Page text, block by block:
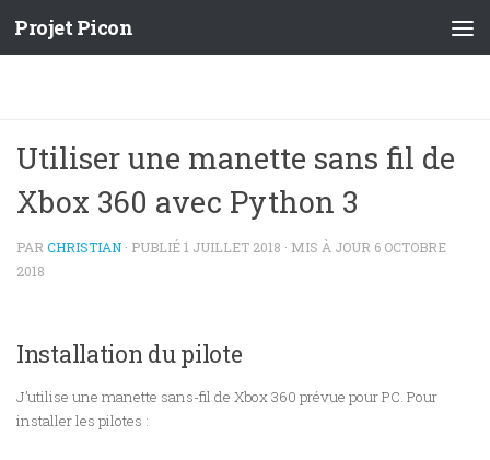
Projet Picon
Utiliser une manette sans fil de
Xbox 360 avec Python 3
PAR CHRISTIAN · PUBLIÉ1 JUILLET 2018 · MIS À JOUR 6 OCTOBRE
2018
Installation du pilote
J’utilise une manette sans-fil de Xbox 360 prévue pour PC. Pour
installer les pilotes :